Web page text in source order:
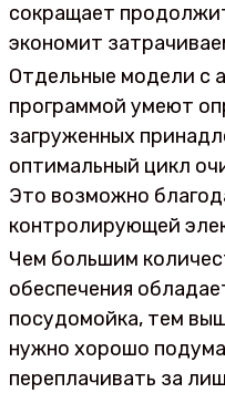
сокращает
экономит
Отдельные модели с
программой умеют
загруженных
оптимальный цикл
Это возможно
контролирующей
Чем большим
обеспечения
посудомойка, тем
нужно хорошо
переплачивать за